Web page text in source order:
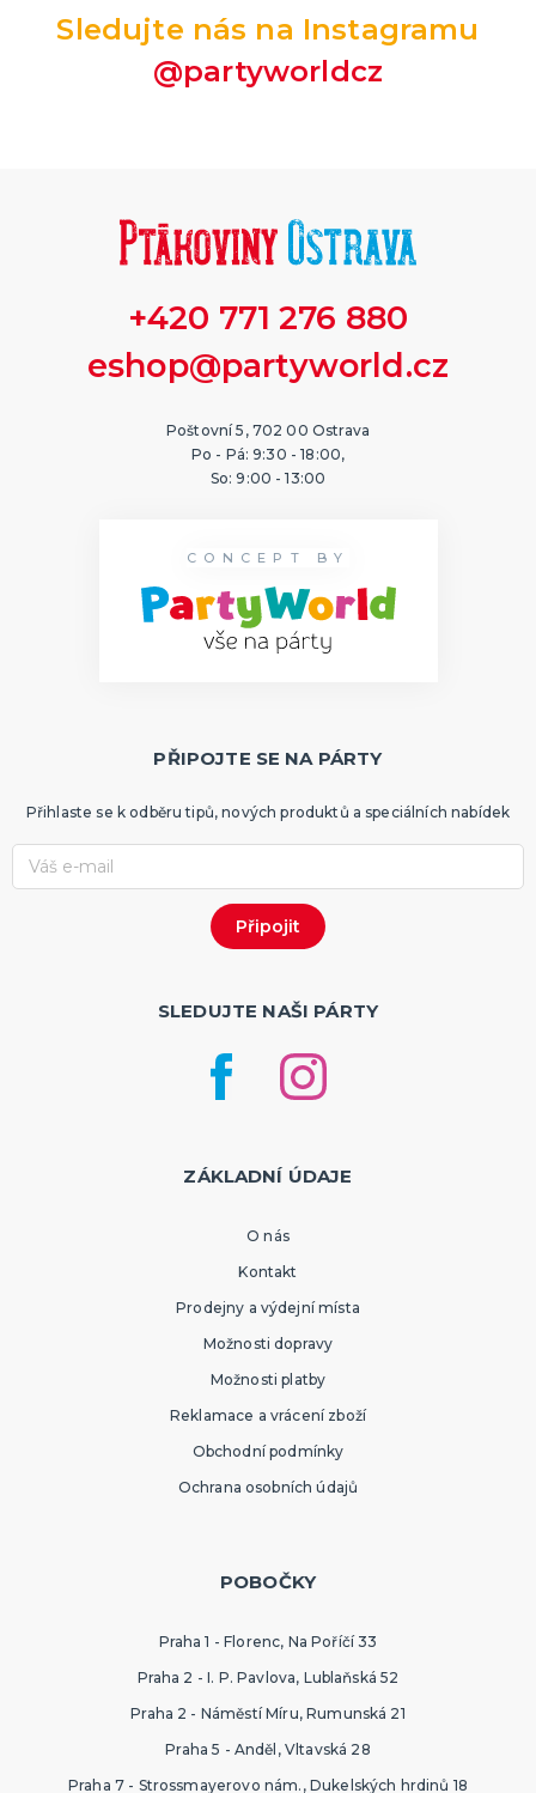
Sledujte nás na Instagramu
@partyworldcz
+420 771 276 880
eshop@partyworld.cz
Poštovní 5, 702 00 Ostrava
Po - Pá: 9:30 - 18:00,
So: 9:00 - 13:00
CONCEPT BY
PŘIPOJTE SE NA PÁRTY
Přihlaste se k odběru tipů, nových produktů a speciálních nabídek
SLEDUJTE NAŠI PÁRTY
ZÁKLADNÍ ÚDAJE
O nás
Kontakt
Prodejny a výdejní místa
Možnosti dopravy
Možnosti platby
Reklamace a vrácení zboží
Obchodní podmínky
Ochrana osobních údajů
POBOČKY
Praha 1 - Florenc, Na Poříčí 33
Praha 2 - I. P. Pavlova, Lublaňská 52
Praha 2 - Náměstí Míru, Rumunská 21
Praha 5 - Anděl, Vltavská 28
Praha 7 - Strossmayerovo nám., Dukelských hrdinů 18